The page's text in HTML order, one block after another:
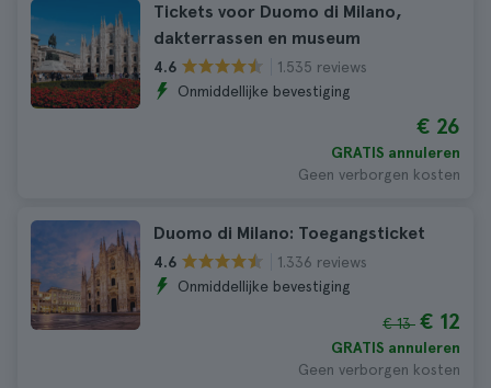
Tickets voor Duomo di Milano,
dakterrassen en museum
4.6
1.535 reviews
Onmiddellijke bevestiging
€ 26
GRATIS annuleren
Geen verborgen kosten
Duomo di Milano: Toegangsticket
4.6
1.336 reviews
Onmiddellijke bevestiging
€ 13 € 12
GRATIS annuleren
Geen verborgen kosten